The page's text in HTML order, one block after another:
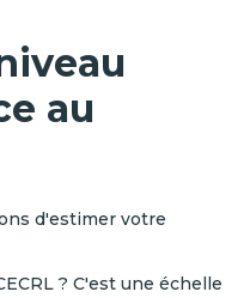
au
d'estimer votre
? C'est une échelle